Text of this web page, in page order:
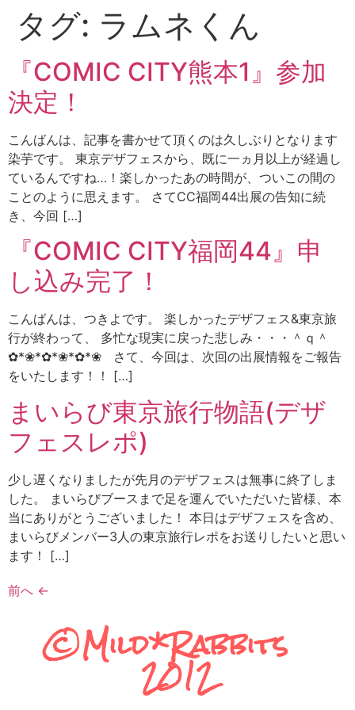
タグ: ラムネくん
『COMIC CITY熊本1』参加
決定！
こんばんは、記事を書かせて頂くのは久しぶりとなります
染芋です。 東京デザフェスから、既に一ヵ月以上が経過し
ているんですね…！楽しかったあの時間が、ついこの間の
ことのように思えます。 さてCC福岡44出展の告知に続
き、今回 […]
『COMIC CITY福岡44』申
し込み完了！
こんばんは、つきよです。 楽しかったデザフェス&東京旅
行が終わって、 多忙な現実に戻った悲しみ・・・＾ｑ＾
✿*❀*✿*❀*✿*❀ さて、今回は、次回の出展情報をご報告
をいたします！！ […]
まいらび東京旅行物語(デザ
フェスレポ)
少し遅くなりましたが先月のデザフェスは無事に終了しま
した。 まいらびブースまで足を運んでいただいた皆様、本
当にありがとうございました！ 本日はデザフェスを含め、
まいらびメンバー3人の東京旅行レポをお送りしたいと思い
ます！ […]
前へ ←
©Mild*Rabbits
2012